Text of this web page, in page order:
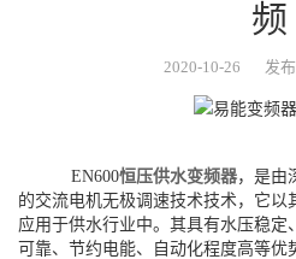
频
2020-10-26 发布
EN600恒压供水变频器，是由
的交流电机无极调速技术技术，它以
应用于供水行业中。其具有水压稳定
可靠、节约电能、自动化程度高等优